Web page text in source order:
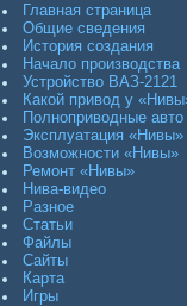
Главная страница
Общие сведения
История создания
Начало производства
Устройство ВАЗ-2121
Какой привод у
Полноприводные авто
Эксплуатация «Нивы»
Возможности «Нивы»
Ремонт «Нивы»
Нива-видео
Разное
Статьи
Файлы
Сайты
Карта
Игры